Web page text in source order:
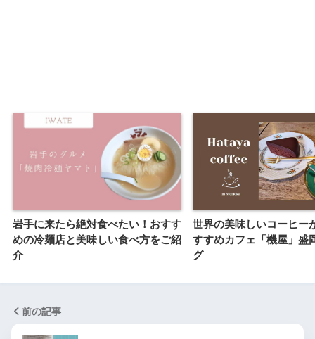
岩手に来たら絶対食べたい！おすす
めの冷麺店と美味しい食べ方をご紹
介
世界の美味しいコーヒー
すすめカフェ「機屋」盛
グ
前の記事